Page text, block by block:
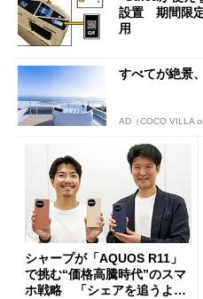
設置 期間限
用
すべてが絶景
AD（COCO VILLA
シャープが「AQUOS R11」
で挑む“価格高騰時代”のスマ
ホ戦略 「シェアを追うより